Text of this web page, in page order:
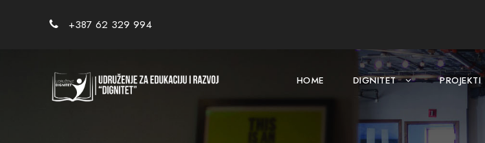
+387 62 329 994
HOME DIGNITET PROJEKTI